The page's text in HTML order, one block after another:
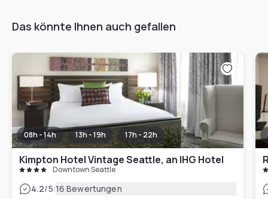
Das könnte Ihnen auch gefallen
08h - 14h 13h - 19h 17h - 22h
Kimpton Hotel Vintage Seattle, an IHG Hotel
Downtown Seattle
4.2/5|16 Bewertungen